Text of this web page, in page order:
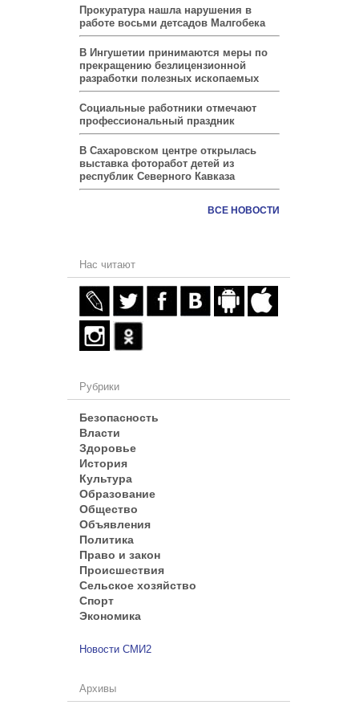
Прокуратура нашла нарушения в
работе восьми детсадов Малгобека
В Ингушетии принимаются меры по
прекращению безлицензионной
разработки полезных ископаемых
Социальные работники отмечают
профессиональный праздник
В Сахаровском центре открылась
выставка фоторабот детей из
республик Северного Кавказа
ВСЕ НОВОСТИ
Нас читают
Рубрики
Безопасность
Власти
Здоровье
История
Культура
Образование
Общество
Объявления
Политика
Право и закон
Происшествия
Сельское хозяйство
Спорт
Экономика
Новости СМИ2
Архивы